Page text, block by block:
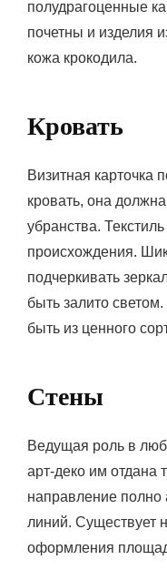
полудрагоценные
почетны и изделия
кожа крокодила.
Кровать
Визитная карточка
кровать, она
убранства.
происхождения.
подчеркивать
быть залито
быть из ценного
Стены
Ведущая роль в
арт-деко им отдана
направление полно
линий. Существует
оформления